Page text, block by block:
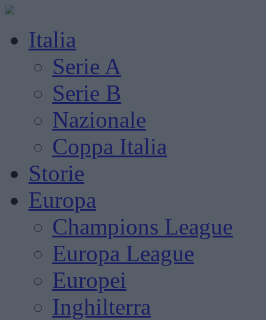
Italia
Serie A
Serie B
Nazionale
Coppa Italia
Storie
Europa
Champions League
Europa League
Europei
Inghilterra